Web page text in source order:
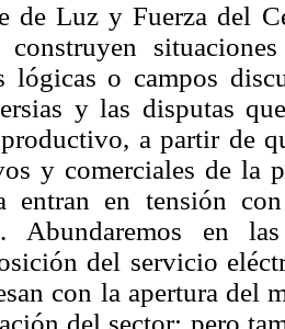
de Luz y Fuerza del
construyen
lógicas o campos
y las disputas
a partir de
y comerciales de la
entran en tensión
Abundaremos en
del servicio
con la apertura del
del sector; pero